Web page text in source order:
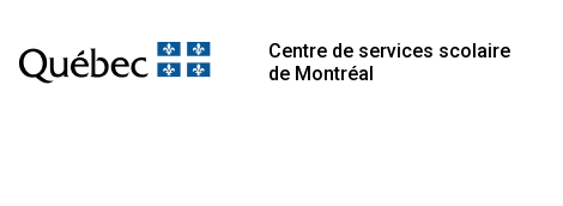
Centre de services scolaire
de Montréal